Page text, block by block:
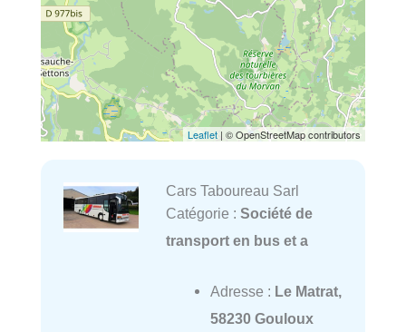
Leaflet | © OpenStreetMap contributors
Cars Taboureau Sarl
Catégorie : Société de
transport en bus et a
Adresse : Le Matrat,
58230 Gouloux